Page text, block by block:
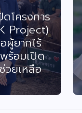
โครงการ
Project)
ผู้ยากไร้
ร้อมเปิด
วยเหลือ